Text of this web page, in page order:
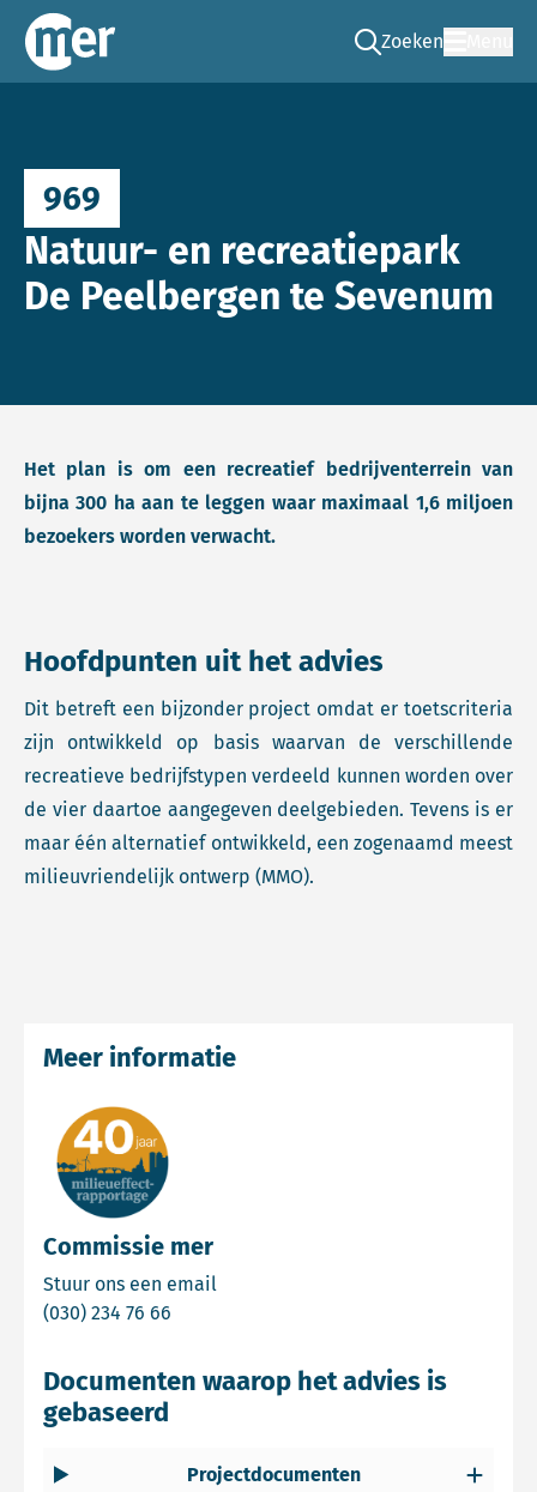
Commissie mer
Zoeken
Ga naar de zoek
969
Natuur- en recreatiepark
De Peelbergen te Sevenum
Het plan is om een recreatief bedrijventerrein van
bijna 300 ha aan te leggen waar maximaal 1,6 miljoen
bezoekers worden verwacht.
Hoofdpunten uit het advies
Dit betreft een bijzonder project omdat er toetscriteria
zijn ontwikkeld op basis waarvan de verschillende
recreatieve bedrijfstypen verdeeld kunnen worden over
de vier daartoe aangegeven deelgebieden. Tevens is er
maar één alternatief ontwikkeld, een zogenaamd meest
milieuvriendelijk ontwerp (MMO).
Commissie mer
Stuur ons een email
(030) 234 76 66
Meer informatie
Documenten waarop het advies is
gebaseerd
Projectdocumenten